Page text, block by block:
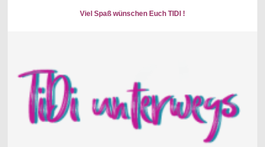
Viel Spaß wünschen Euch TIDI !